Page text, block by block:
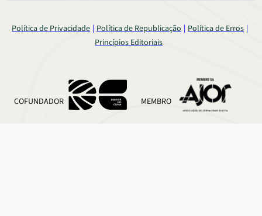
Política de Privacidade Política de Republicação
Política de Erros
Princípios Editoriais
COFUNDADOR MEMBRO